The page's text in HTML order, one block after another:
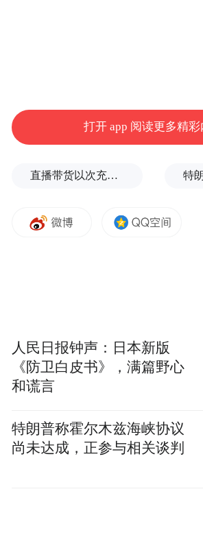
屈臣氏、麦当劳、光大银
B.Duck以玩味百变的形象呈
打开 app 阅读更多精彩
直播带货以次充好、拒不发货，算诈骗吗？
人民日报钟声：日本新版
《防卫白皮书》，满篇野心
和谎言
特朗普称霍尔木兹海峡协议
尚未达成，正参与相关谈判